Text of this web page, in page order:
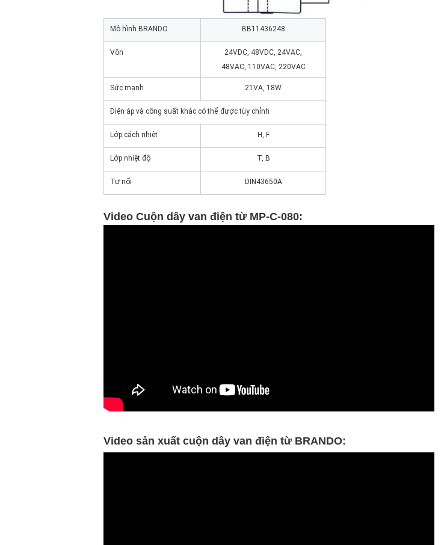
Mô hình BRANDO BB11436248
Vôn
24VDC, 48VDC, 24VAC,
48VAC, 110VAC, 220VAC
Sức mạnh 21VA, 18W
Điện áp và công suất khác có thể được tùy chỉnh
Lớp cách nhiệt H, F
Lớp nhiệt độ T, B
Tư nối DIN43650A
Video Cuộn dây van điện từ MP-C-080:
Video sản xuất cuộn dây van điện từ BRANDO: